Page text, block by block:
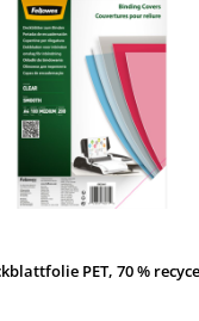
PET, 70 %